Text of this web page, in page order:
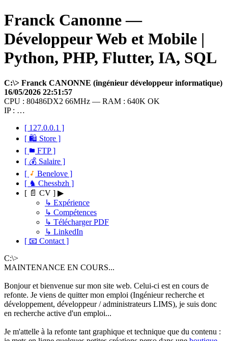
Franck Canonne —
Développeur Web et Mobile |
Python, PHP, Flutter, IA, SQL
C:\> Franck CANONNE (ingénieur développeur informatique)
16/05/2026 22:51:57
CPU : 80486DX2 66MHz — RAM : 640K OK
IP : …
[ 127.0.0.1 ]
[ 🛍 Store ]
[
FTP ]
[ 💰 Salaire ]
[
Benelove ]
[ ♞ Chessbzh ]
[ 📄 CV ] ▶
↳ Expérience
↳ Compétences
↳ Télécharger PDF
↳ LinkedIn
[ 📧 Contact ]
C:\>
MAINTENANCE EN COURS...
Bonjour et bienvenue sur mon site web. Celui-ci est en cours de
refonte. Je viens de quitter mon emploi (Ingénieur recherche et
développement, développeur / administrateurs LIMS), je suis donc
en recherche active d'un emploi...
Je m'attelle à la refonte tant graphique et technique que du contenu :